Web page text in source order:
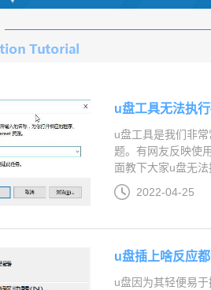
u盘工具无法执
u盘工具是我们非
题。有网友反映使
面教下大家u盘无法
2022-04-25
u盘插上啥反应
u盘因为其轻便易